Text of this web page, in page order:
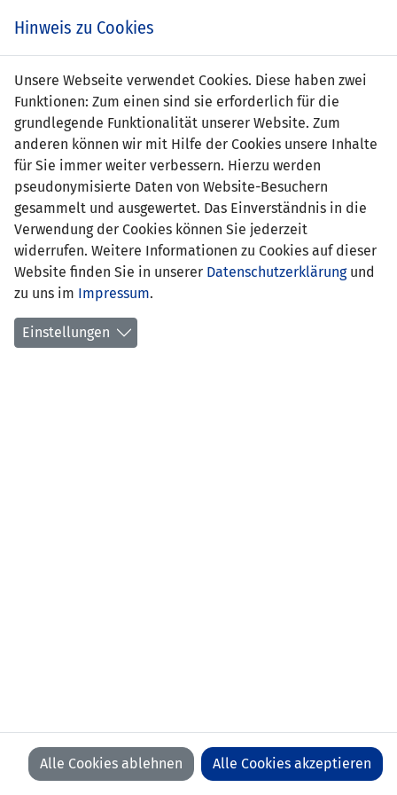
Mark Walser
Position:
Länderspiel:
11.10.1997 Island - Liechtenstein
(4:0)
Anzahl Spiele: 1
Anzahl Tore:
Hinweis zu Cookies
Unsere Webseite verwendet Cookies. Diese haben zwei
Funktionen: Zum einen sind sie erforderlich für die
grundlegende Funktionalität unserer Website. Zum
anderen können wir mit Hilfe der Cookies unsere Inhalte
für Sie immer weiter verbessern. Hierzu werden
pseudonymisierte Daten von Website-Besuchern
gesammelt und ausgewertet. Das Einverständnis in die
Verwendung der Cookies können Sie jederzeit
widerrufen. Weitere Informationen zu Cookies auf dieser
Website finden Sie in unserer Datenschutzerklärungund
zu uns im Impressum.
Einstellungen
Alle Cookies ablehnen Alle Cookies akzeptieren